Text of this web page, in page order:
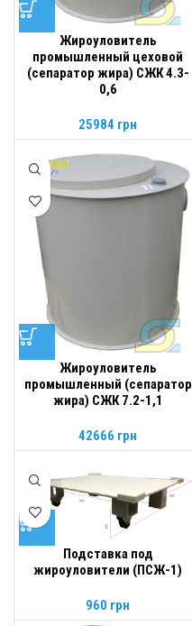
Жироуловитель
промышленный цеховой
(сепаратор жира) СЖК 4.3-
0,6
25984 грн
Жироуловитель
промышленный (сепаратор
жира) СЖК 7.2-1,1
42666 грн
Подставка под
жироуловители (ПСЖ-1)
960 грн